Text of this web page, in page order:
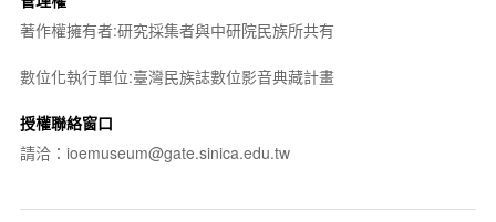
著作權擁有者:研究採集者與中研院民族所共有
數位化執行單位:臺灣民族誌數位影音典藏計畫
授權聯絡窗口
請洽：ioemuseum@gate.sinica.edu.tw